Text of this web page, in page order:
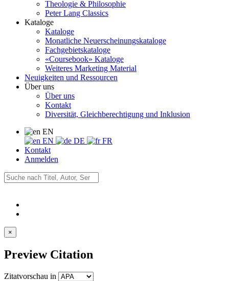
Theologie & Philosophie
Peter Lang Classics
Kataloge
Kataloge
Monatliche Neuerscheinungskataloge
Fachgebietskataloge
«Coursebook» Kataloge
Weiteres Marketing Material
Neuigkeiten und Ressourcen
Über uns
Über uns
Kontakt
Diversität, Gleichberechtigung und Inklusion
EN
EN
DE
FR
Kontakt
Anmelden
×
Preview Citation
Zitatvorschau in